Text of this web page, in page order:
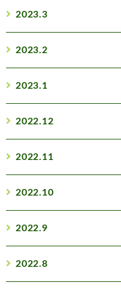
2023.3
2023.2
2023.1
2022.12
2022.11
2022.10
2022.9
2022.8